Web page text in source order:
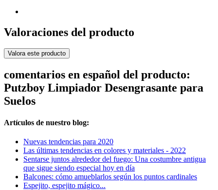
Valoraciones del producto
Valora este producto
comentarios en español del producto:
Putzboy Limpiador Desengrasante para
Suelos
Artículos de nuestro blog:
Nuevas tendencias para 2020
Las últimas tendencias en colores y materiales - 2022
Sentarse juntos alrededor del fuego: Una costumbre antigua
que sigue siendo especial hoy en día
Balcones: cómo amueblarlos según los puntos cardinales
Espejito, espejito mágico...